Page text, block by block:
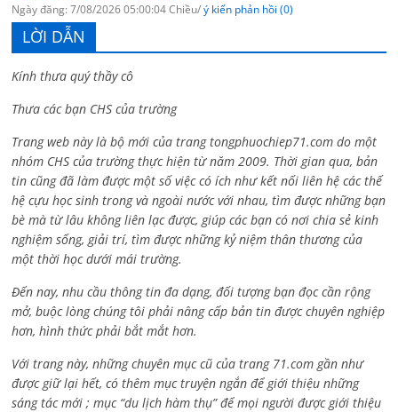
Ngày đăng: 7/08/2026 05:00:04 Chiều/ý kiến phản hồi (0)
LỜI DẪN
Kính thưa quý thầy cô
Thưa các bạn CHS của trường
Trang web này là bộ mới của trang tongphuochiep71.com do một
nhóm CHS của trường thực hiện từ năm 2009. Thời gian qua, bản
tin cũng đã làm được một số việc có ích như kết nối liên hệ các thế
hệ cựu học sinh trong và ngoài nước với nhau, tìm được những bạn
bè mà từ lâu không liên lạc được, giúp các bạn có nơi chia sẻ kinh
nghiệm sống, giải trí, tìm được những kỷ niệm thân thương của
một thời học dưới mái trường.
Đến nay, nhu cầu thông tin đa dạng, đối tượng bạn đọc cần rộng
mở, buộc lòng chúng tôi phải nâng cấp bản tin được chuyên nghiệp
hơn, hình thức phải bắt mắt hơn.
Với trang này, những chuyên mục cũ của trang 71.com gần như
được giữ lại hết, có thêm mục truyện ngắn để giới thiệu những
sáng tác mới ; mục “du lịch hàm thụ” để mọi người được giới thiệu